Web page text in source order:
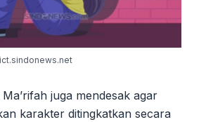
juga mendesak agar
karakter ditingkatkan secara